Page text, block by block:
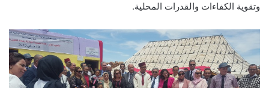
وتقوية الكفاءات والقدرات المحلية.